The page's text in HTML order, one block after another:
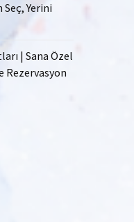
Yerini
| Sana Özel
Rezervasyon